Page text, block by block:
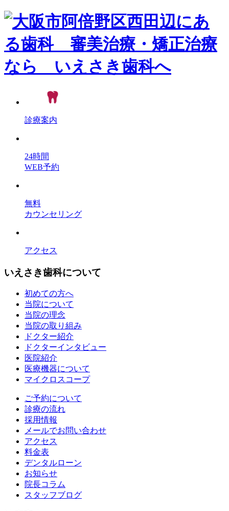
診療案内
24時間
WEB予約
無料
カウンセリング
アクセス
いえさき歯科について
初めての方へ
当院について
当院の理念
当院の取り組み
ドクター紹介
ドクターインタビュー
医院紹介
医療機器について
マイクロスコープ
ご予約について
診療の流れ
採用情報
メールでお問い合わせ
アクセス
料金表
デンタルローン
お知らせ
院長コラム
スタッフブログ